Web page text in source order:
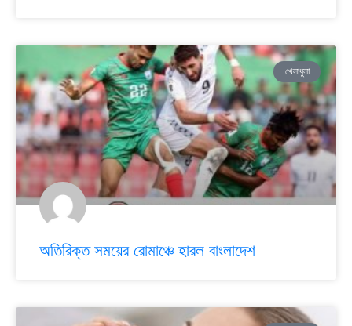
খেলাধুলা
অতিরিক্ত সময়ের রোমাঞ্চে হারল বাংলাদেশ